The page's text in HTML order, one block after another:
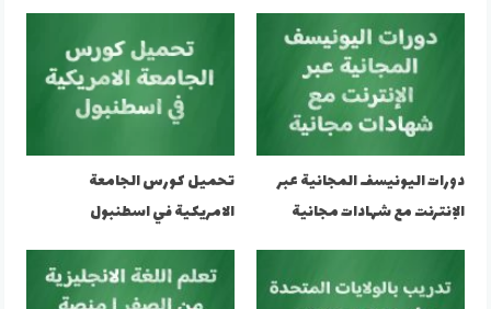
دورات اليونيسف المجانية عبر
الإنترنت مع شهادات مجانية
تحميل كورس الجامعة
الامريكية في اسطنبول